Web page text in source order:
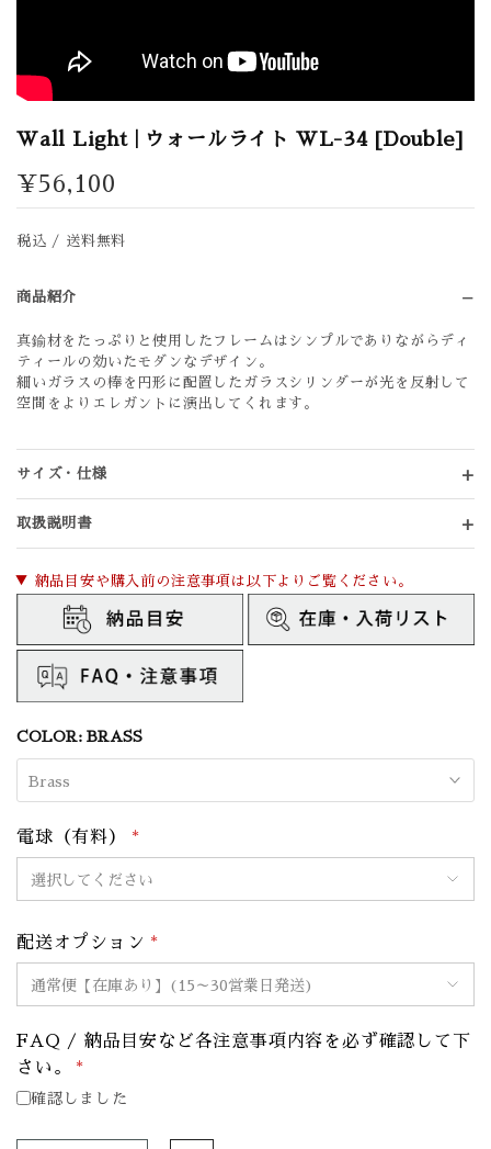
Wall Light | ウォールライト WL-34 [Double]
¥56,100
税込 / 送料無料
商品紹介
真鍮材をたっぷりと使用したフレームはシンプルでありながらディ
ティールの効いたモダンなデザイン。
細いガラスの棒を円形に配置したガラスシリンダーが光を反射して
空間をよりエレガントに演出してくれます。
サイズ・仕様
取扱説明書
▼ 納品目安や購入前の注意事項は以下よりご覧ください。
COLOR: BRASS
Brass
電球（有料） *
配送オプション *
FAQ / 納品目安など各注意事項内容を必ず確認して下
さい。
*
確認しました